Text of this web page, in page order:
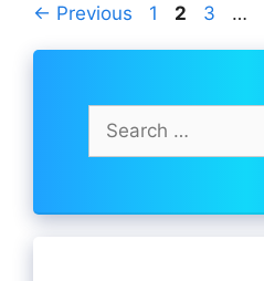
← Previous Page
1 Page
2 Page
3 …
Search
for: